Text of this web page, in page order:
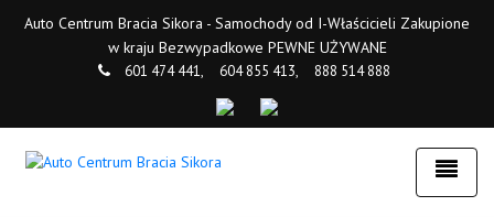
Auto Centrum Bracia Sikora - Samochody od I-Właścicieli Zakupione
w kraju Bezwypadkowe PEWNE UŻYWANE
601 474 441, 604 855 413, 888 514 888